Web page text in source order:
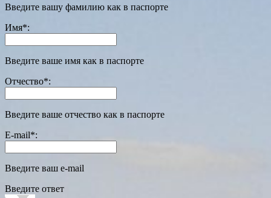
Введите вашу фамилию как в паспорте
Имя*:
Введите ваше имя как в паспорте
Отчество*:
Введите ваше отчество как в паспорте
E-mail*:
Введите ваш e-mail
Введите ответ